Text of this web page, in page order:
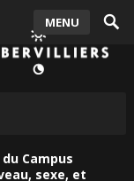
MENU
Campus
sexe, et